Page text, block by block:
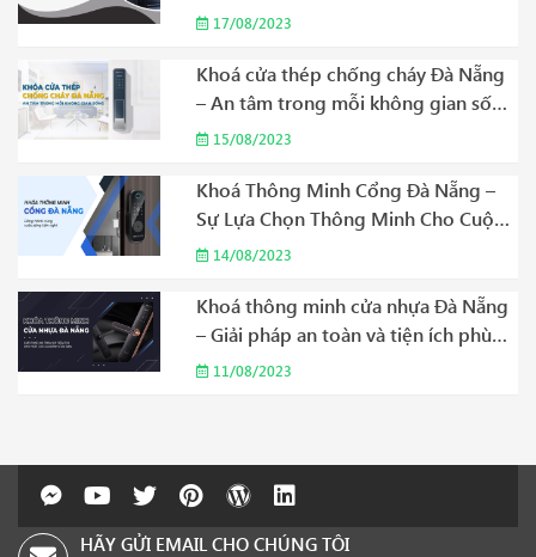
Năm 2023
17/08/2023
Khoá cửa thép chống cháy Đà Nẵng
– An tâm trong mỗi không gian sống
Năm 2023
15/08/2023
Khoá Thông Minh Cổng Đà Nẵng –
Sự Lựa Chọn Thông Minh Cho Cuộc
Sống Hiện Đại Năm 2023
14/08/2023
Khoá thông minh cửa nhựa Đà Nẵng
– Giải pháp an toàn và tiện ích phù
hợp cho gia đình của bạn Năm 2023
11/08/2023
HÃY GỬI EMAIL CHO CHÚNG TÔI